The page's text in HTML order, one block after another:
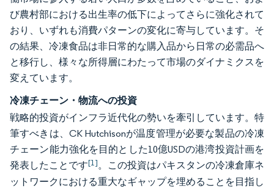
び農村部における出生率の低下によってさらに強化されて
おり、いずれも消費パターンの変化に寄与しています。そ
の結果、冷凍食品は非日常的な購入品から日常の必需品へ
と移行し、様々な所得層にわたって市場のダイナミクスを
変えています。
冷凍チェーン・物流への投資
戦略的投資がインフラ近代化の勢いを牽引しています。特
筆すべきは、CK Hutchisonが温度管理が必要な製品の冷凍
チェーン能力強化を目的とした10億USDの港湾投資計画を
発表したことです[1]。この投資はパキスタンの冷凍倉庫ネ
ットワークにおける重大なギャップを埋めることを目指し